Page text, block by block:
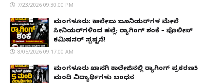
7/23/2026 09:30:00 PM
ಮಂಗಳೂರು: ಕಾಲೇಜು ಜೂನಿಯರ್‌ಗಳ ಮೇಲೆ
ಸೀನಿಯರ್‌ಗಳಿಂದ ಹಲ್ಲೆ; ರ‌್ಯಾಗಿಂಗ್ ಶಂಕೆ – ಪೊಲೀಸ್
ಕಮಿಷನರ್ ಸ್ಪಷ್ಟನೆ!
8/05/2026 09:17:00 AM
ಮಂಗಳೂರು ಖಾಸಗಿ ಕಾಲೇಜಿನಲ್ಲಿ ರ‌್ಯಾಗಿಂಗ್ ಪ್ರಕರಣ5
ಮಂದಿ ವಿದ್ಯಾರ್ಥಿಗಳು ಬಂಧನ